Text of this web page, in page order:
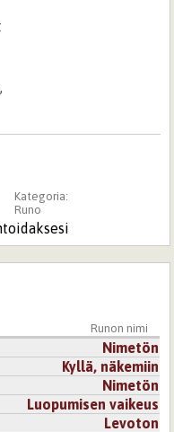
Kategoria:
Runo
Runon nimi
Nimetön
Kyllä, näkemiin
Nimetön
Luopumisen vaikeus
Levoton